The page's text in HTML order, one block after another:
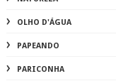
POESIAS
POL
POLICIA